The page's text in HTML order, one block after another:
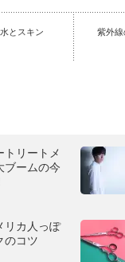
とスキン
紫外
トリートメ
ブームの今
リカ人っぽ
のコツ